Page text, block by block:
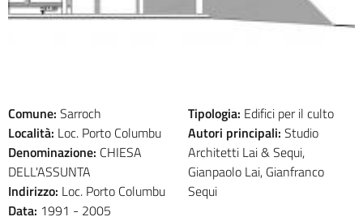
Comune: Sarroch
Località: Loc. Porto Columbu
Denominazione: CHIESA
DELL'ASSUNTA
Indirizzo: Loc. Porto Columbu
Data: 1991 - 2005
Tipologia: Edifici per il culto
Autori principali:
Architetti Lai & Sequi,
Gianpaolo Lai, Gianfranco
Sequi